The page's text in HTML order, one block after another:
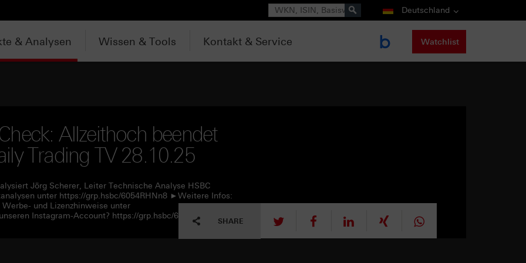
Suche Deutschland
& Analysen Wissen & Tools Kontakt & Service Watchlist
Allzeithoch beendet
Trading TV 28.10.25
Jörg Scherer, Leiter Technische Analyse HSBC
unter https://grp.hsbc/6054RHNn8 ►Weitere Infos:
und Lizenzhinweise unter
Instagram-Account? https://grp.hsbc/6057RHNn1
SHARE tweet mitteilen